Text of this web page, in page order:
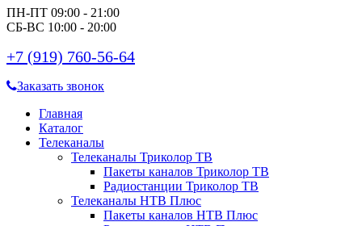
ПН-ПТ 09:00 - 21:00
СБ-ВС 10:00 - 20:00
+7 (919) 760-56-64
Заказать звонок
Главная
Каталог
Телеканалы
Телеканалы Триколор ТВ
Пакеты каналов Триколор ТВ
Радиостанции Триколор ТВ
Телеканалы НТВ Плюс
Пакеты каналов НТВ Плюс